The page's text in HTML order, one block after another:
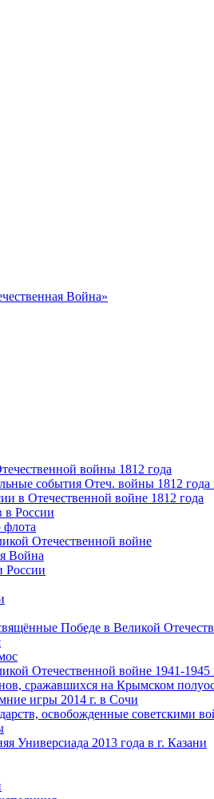
Война»
войны 1812 года
события Отеч. войны 1812 года
в Отечественной войне 1812 года
в России
флота
Отечественной войне
Война
России
Победе в Великой
Отечественной войне 1941-1945
сражавшихся на Крымском
игры 2014 г. в Сочи
освобожденные советскими
Универсиада 2013 года в г. Казани